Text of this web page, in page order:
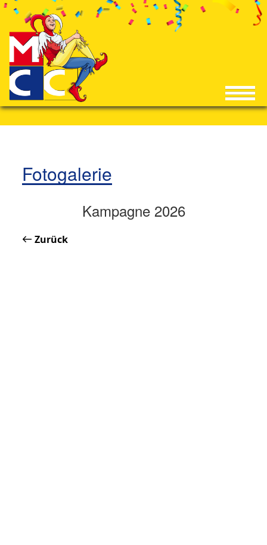
Fotogalerie
Kampagne 2026
Zurück